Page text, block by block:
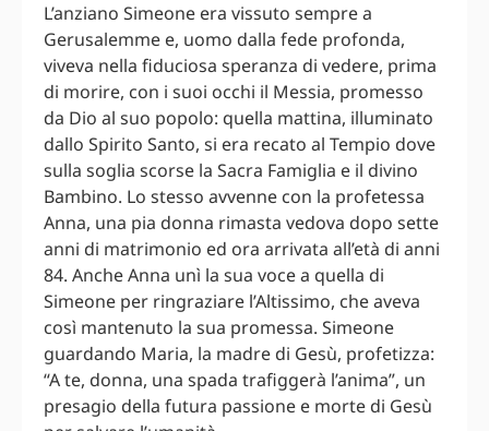
L’anziano Simeone era vissuto sempre a
Gerusalemme e, uomo dalla fede profonda,
viveva nella fiduciosa speranza di vedere, prima
di morire, con i suoi occhi il Messia, promesso
da Dio al suo popolo: quella mattina, illuminato
dallo Spirito Santo, si era recato al Tempio dove
sulla soglia scorse la Sacra Famiglia e il divino
Bambino. Lo stesso avvenne con la profetessa
Anna, una pia donna rimasta vedova dopo sette
anni di matrimonio ed ora arrivata all’età di anni
84. Anche Anna unì la sua voce a quella di
Simeone per ringraziare l’Altissimo, che aveva
così mantenuto la sua promessa. Simeone
guardando Maria, la madre di Gesù, profetizza:
“A te, donna, una spada trafiggerà l’anima”, un
presagio della futura passione e morte di Gesù